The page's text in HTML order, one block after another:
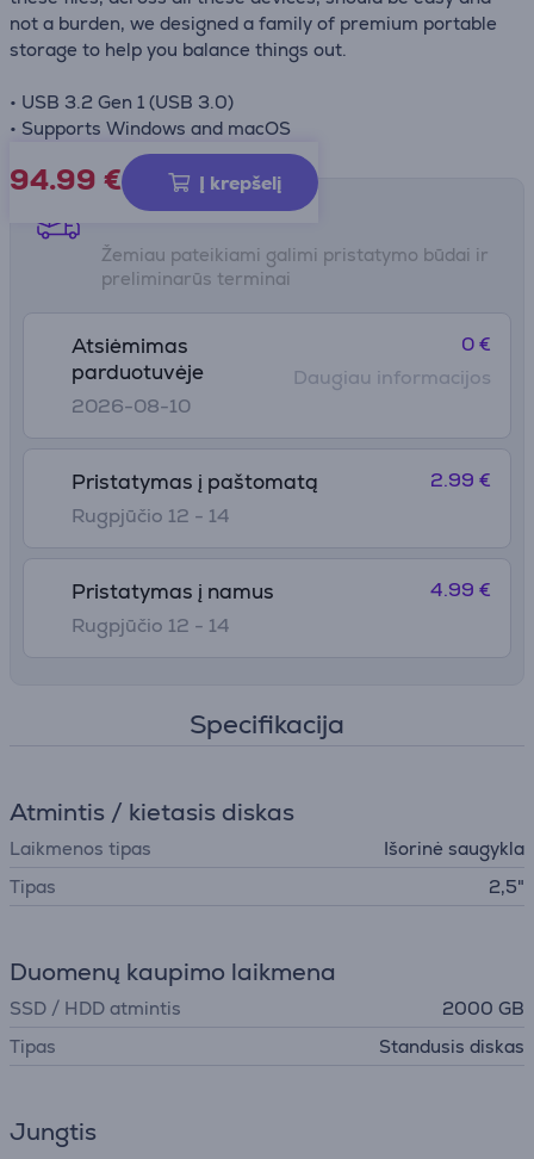
not a burden, we designed a family of premium portable
storage to help you balance things out.
• USB 3.2 Gen 1 (USB 3.0)
• Supports Windows and macOS
94.99 € Į krepšelį
Pristatymo būdai
Žemiau pateikiami galimi pristatymo būdai ir
preliminarūs terminai
Atsiėmimas
parduotuvėje
2026-08-10
0 €
Daugiau informacijos
Pristatymas į paštomatą
Rugpjūčio 12 - 14
2.99 €
Pristatymas į namus
Rugpjūčio 12 - 14
4.99 €
Specifikacija
Atmintis / kietasis diskas
Laikmenos tipas
Išorinė saugykla
Tipas
2,5"
Duomenų kaupimo laikmena
SSD / HDD atmintis
2000 GB
Tipas
Standusis diskas
Jungtis